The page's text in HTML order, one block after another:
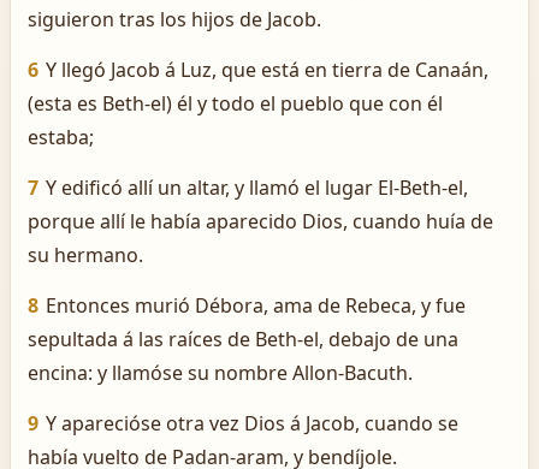
siguieron tras los hijos de Jacob.
6 Y llegó Jacob á Luz, que está en tierra de Canaán,
(esta es Beth-el) él y todo el pueblo que con él
estaba;
7 Y edificó allí un altar, y llamó el lugar El-Beth-el,
porque allí le había aparecido Dios, cuando huía de
su hermano.
8 Entonces murió Débora, ama de Rebeca, y fue
sepultada á las raíces de Beth-el, debajo de una
encina: y llamóse su nombre Allon-Bacuth.
9 Y aparecióse otra vez Dios á Jacob, cuando se
había vuelto de Padan-aram, y bendíjole.